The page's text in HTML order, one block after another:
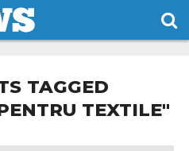
TAGGED
TEXTILE"